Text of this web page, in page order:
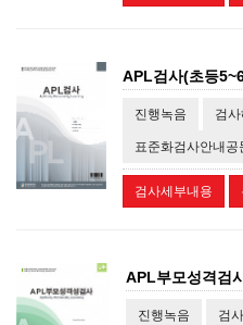
APL검사(초등
진행녹음 검
표준화검사안내공
검사세부내용
APL부모성격검
진행녹음 검